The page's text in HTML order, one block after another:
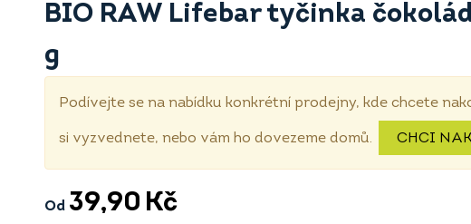
BIO RAW Lifebar tyčinka
g
Podívejte se na nabídku konkrétní prodejny, kde chcete
si vyzvednete, nebo vám ho dovezeme domů. CHCI
Od 39,90 Kč